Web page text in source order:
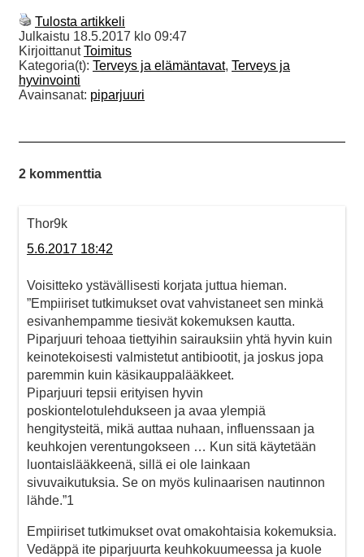
Tulosta artikkeli
Julkaistu 18.5.2017 klo 09:47
KirjoittanutToimitus
Kategoria(t): Terveys ja elämäntavat, Terveys ja
hyvinvointi
Avainsanat: piparjuuri
2 kommenttia
Thor9k
5.6.2017 18:42
Voisitteko ystävällisesti korjata juttua hieman.
”Empiiriset tutkimukset ovat vahvistaneet sen minkä
esivanhempamme tiesivät kokemuksen kautta.
Piparjuuri tehoaa tiettyihin sairauksiin yhtä hyvin kuin
keinotekoisesti valmistetut antibiootit, ja joskus jopa
paremmin kuin käsikauppalääkkeet.
Piparjuuri tepsii erityisen hyvin
poskiontelotulehdukseen ja avaa ylempiä
hengitysteitä, mikä auttaa nuhaan, influenssaan ja
keuhkojen verentungokseen … Kun sitä käytetään
luontaislääkkeenä, sillä ei ole lainkaan
sivuvaikutuksia. Se on myös kulinaarisen nautinnon
lähde.”1
Empiiriset tutkimukset ovat omakohtaisia kokemuksia.
Vedäppä ite piparjuurta keuhkokuumeessa ja kuole